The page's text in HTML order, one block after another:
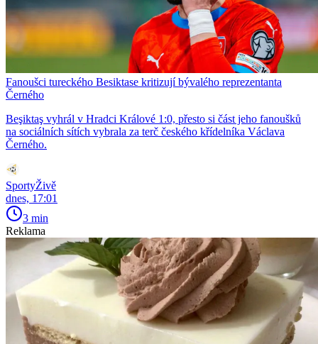
Fanoušci tureckého Besiktase kritizují bývalého reprezentanta
Černého
Beşiktaş vyhrál v Hradci Králové 1:0, přesto si část jeho fanoušků
na sociálních sítích vybrala za terč českého křídelníka Václava
Černého.
SportyŽivě
dnes, 17:01
3 min
Reklama